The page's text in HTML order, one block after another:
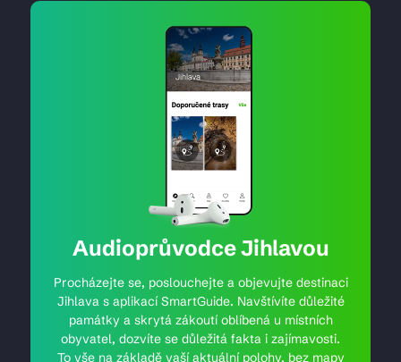
Audioprůvodce Jihlavou
Procházejte se, poslouchejte a objevujte destinaci
Jihlava s aplikací SmartGuide. Navštívíte důležité
památky a skrytá zákoutí oblíbená u místních
obyvatel, dozvíte se důležitá fakta i zajímavosti.
To vše na základě vaší aktuální polohy, bez mapy